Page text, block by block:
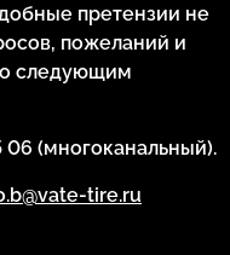
претензии не
пожеланий и
следующим
06 (многоканальный).
tire.ru